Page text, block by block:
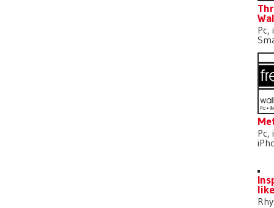
Pc,
Pc,